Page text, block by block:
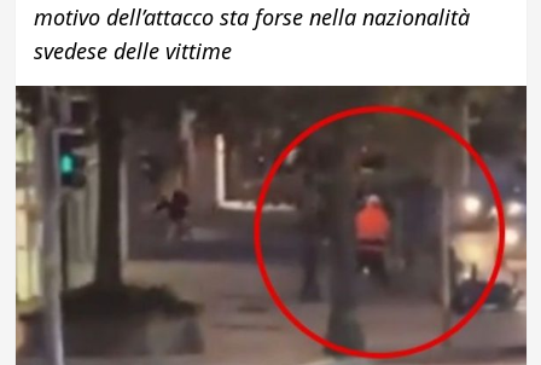
motivo dell’attacco sta forse nella nazionalità
svedese delle vittime